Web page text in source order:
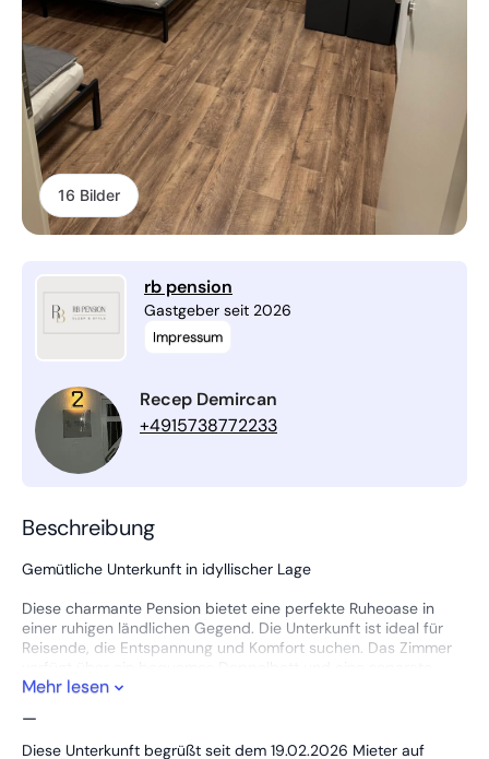
16 Bilder
rb pension
Gastgeber seit 2026
Impressum
Recep Demircan
+4915738772233
Beschreibung
Gemütliche Unterkunft in idyllischer Lage
Diese charmante Pension bietet eine perfekte Ruheoase in
einer ruhigen ländlichen Gegend. Die Unterkunft ist ideal für
Reisende, die Entspannung und Komfort suchen. Das Zimmer
Dusche, die für maximalen Komfort sorgen.
Die Umgebung ist geprägt von sanften Hügeln und malerischer
Landschaft, die Naturliebhaber und Wanderfreunde
Mehr lesen
—
Diese Unterkunft begrüßt seit dem 19.02.2026 Mieter auf